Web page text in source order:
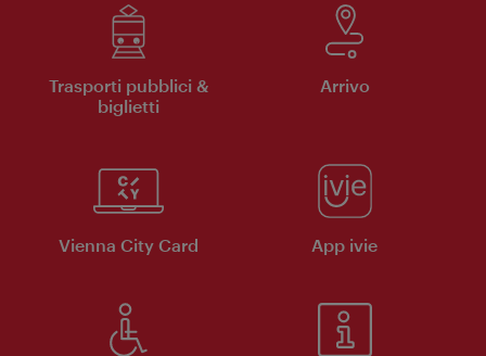
Trasporti pubblici &
biglietti
Arrivo
Vienna City Card App ivie